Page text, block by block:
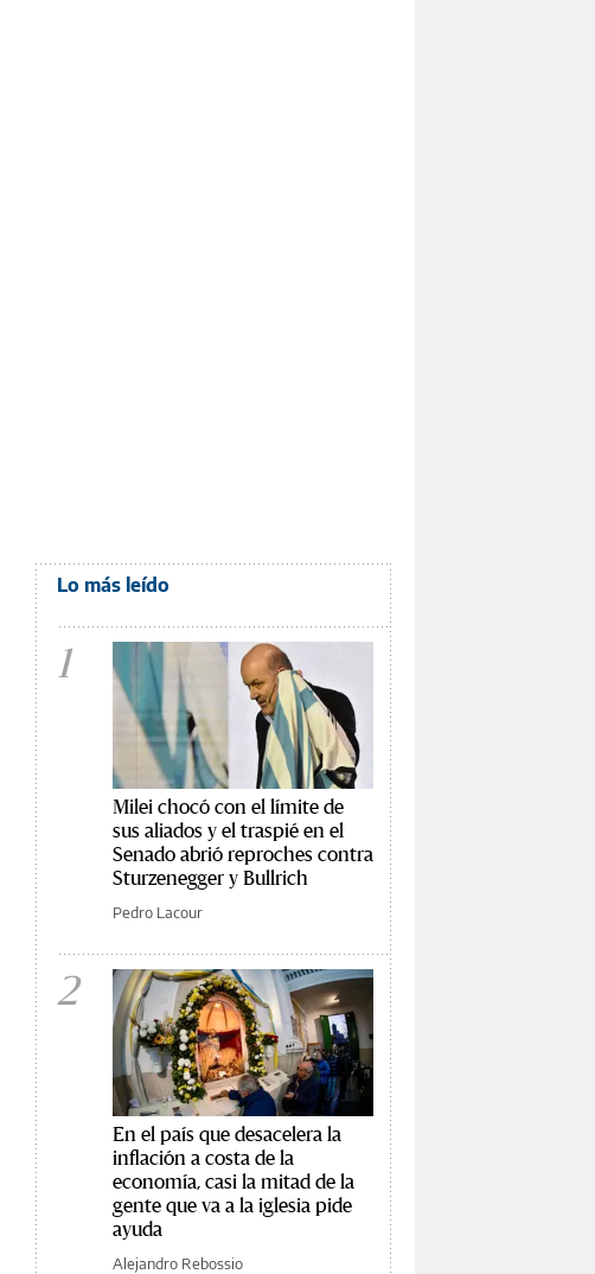
Lo más leído
1
Milei chocó con el límite de
sus aliados y el traspié en el
Senado abrió reproches contra
Sturzenegger y Bullrich
Pedro Lacour
2
En el país que desacelera la
inflación a costa de la
economía, casi la mitad de la
gente que va a la iglesia pide
ayuda
Alejandro Rebossio